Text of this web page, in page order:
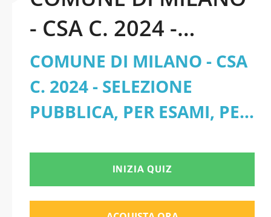
- CSA C. 2024 -
SELEZIONE
PUBBLICA, PER
ESAMI, PER LA
COPERTURA DI N. 5
POSTI, DI CUI N. 1
RISERVATO AI
COMUNE DI MILANO - CSA
C. 2024 - SELEZIONE
PUBBLICA, PER ESAMI, PER
POSTI, DI CUI N. 1
RISERVATO AI SOGGETTI DI
INIZIA QUIZ